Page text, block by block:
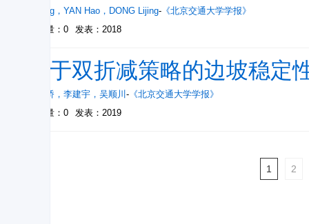
LI Jing ， YAN Hao ， DONG Lijing- 《北京交通大学学报》
被引量：0
发表：2018
基于双折减策略的边坡稳定
成子桥 ， 李建宇 ， 吴顺川 - 《北京交通大学学报》
被引量：0
发表：2019
1 2